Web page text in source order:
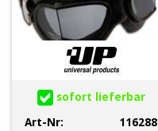
sofort lieferbar
Art-Nr:
116288